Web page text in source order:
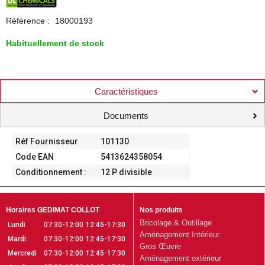
Référence : 18000193
Habituellement de stock
Caractéristiques
Documents
Réf Fournisseur
101130
Code EAN
5413624358054
Conditionnement :
12 P divisible
Horaires GEDIMAT COLLOT
Lundi
07:30-12:00 12:45-17:30
Mardi
07:30-12:00 12:45-17:30
Mercredi
07:30-12:00 12:45-17:30
Nos produits
Bricolage & Outillage
Aménagement Intérieur
Gros Œuvre
Aménagement extérieur